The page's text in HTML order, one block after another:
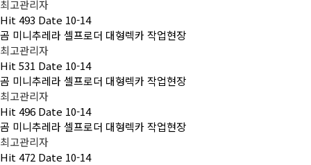
최고관리자
Hit 493 Date 10-14
곰 미니추레라 셀프로더 대형렉카 작업현장
최고관리자
Hit 531 Date 10-14
곰 미니추레라 셀프로더 대형렉카 작업현장
최고관리자
Hit 496 Date 10-14
곰 미니추레라 셀프로더 대형렉카 작업현장
최고관리자
Hit 472 Date 10-14